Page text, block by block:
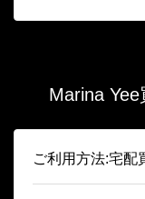
Marina
ご利用方法:宅配